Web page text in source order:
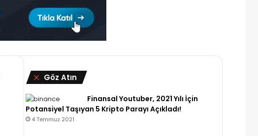
Göz Atın
Kapalı
Finansal Youtuber, 2021 Yılı İçin
Potansiyel Taşıyan 5 Kripto Parayı Açıkladı!
4 Temmuz 2021